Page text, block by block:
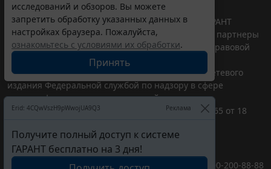
исследований и обзоров. Вы можете
запретить обработку указанных данных в
настройках браузера. Пожалуйста,
ознакомьтесь с условиями их обработки.
Принять
Erid: 4CQwVszH9pWwojUA9Q3 Реклама
Получите полный доступ к системе
ГАРАНТ бесплатно на 3 дня!
© ООО "НПП "ГАРАНТ-СЕРВИС", 2026. Система ГАРАНТ
выпускается с 1990 года. Компания "Гарант" и ее партнеры
являются участниками Российской ассоциации правовой
информации ГАРАНТ.
Портал ГАРАНТ.РУ зарегистрирован в качестве сетевого
издания Федеральной службой по надзору в сфере
связи,информационных технологий и массовых
коммуникаций (Роскомнадзором), Эл № ФС77-58365 от 18
16+
8-800-200-88-88